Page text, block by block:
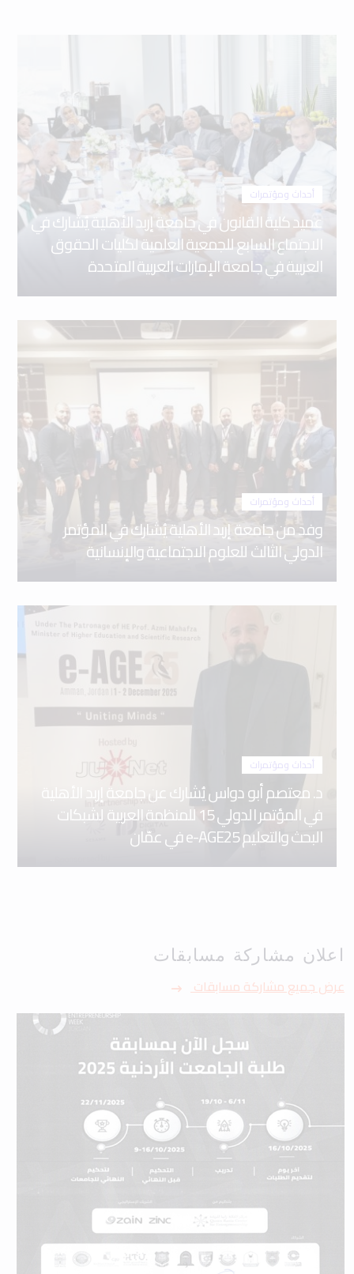
أحداث ومؤتمرات
عميد كلية القانون في جامعة إربد الأهلية يُشارك في
الاجتماع السابع للجمعية العلمية لكليات الحقوق
العربية في جامعة الإمارات العربية المتحدة
أحداث ومؤتمرات
وفد من جامعة إربد الأهلية يُشارك في المؤتمر
الدولي الثالث للعلوم الاجتماعية والإنسانية
أحداث ومؤتمرات
د. معتصم أبو دواس يُشارك عن جامعة إربد الأهلية
في المؤتمر الدولي 15 للمنظمة العربية لشبكات
البحث والتعليم e-AGE25 في عمّان
اعلان مشاركة مسابقات
عرض جميع مشاركة مسابقات